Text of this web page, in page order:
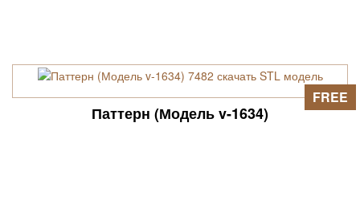
Паттерн (Модель v-1634)
FREE